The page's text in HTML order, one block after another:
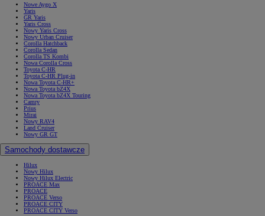
Nowe Aygo X
Yaris
GR Yaris
Yaris Cross
Nowy Yaris Cross
Nowy Urban Cruiser
Corolla Hatchback
Corolla Sedan
Corolla TS Kombi
Nowa Corolla Cross
Toyota C-HR
Toyota C-HR Plug-in
Nowa Toyota C-HR+
Nowa Toyota bZ4X
Nowa Toyota bZ4X Touring
Camry
Prius
Mirai
Nowy RAV4
Land Cruiser
Nowy GR GT
Samochody dostawcze
Hilux
Nowy Hilux
Nowy Hilux Electric
PROACE Max
PROACE
PROACE Verso
PROACE CITY
PROACE CITY Verso